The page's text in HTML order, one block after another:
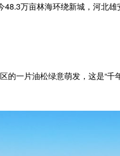
万亩林海环绕新城，河北雄
的一片油松绿意萌发，这是“